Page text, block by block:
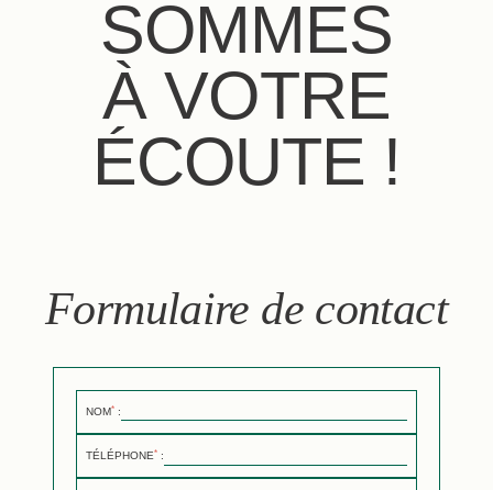
SOMMES
À VOTRE
ÉCOUTE !
Formulaire de contact
NOM* :
TÉLÉPHONE* :